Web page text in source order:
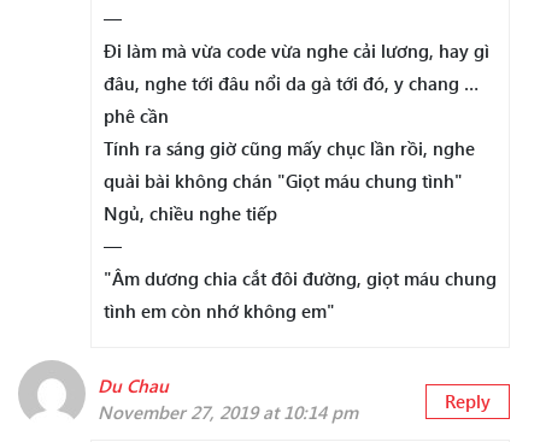
—
Đi làm mà vừa code vừa nghe cải lương, hay gì
đâu, nghe tới đâu nổi da gà tới đó, y chang …
phê cần
Tính ra sáng giờ cũng mấy chục lần rồi, nghe
quài bài không chán "Giọt máu chung tình"
Ngủ, chiều nghe tiếp
—
"Âm dương chia cắt đôi đường, giọt máu chung
tình em còn nhớ không em"
Du Chau
November 27, 2019 at 10:14 pm
Reply